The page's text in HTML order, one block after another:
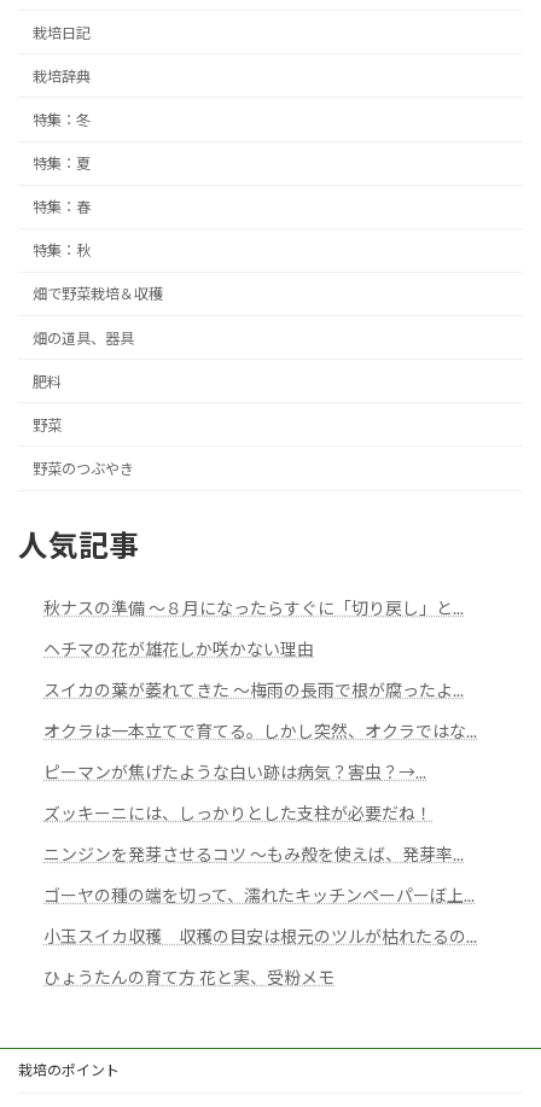
栽培日記
栽培辞典
特集：冬
特集：夏
特集：春
特集：秋
畑で野菜栽培＆収穫
畑の道具、器具
肥料
野菜
野菜のつぶやき
人気記事
秋ナスの準備 ～８月になったらすぐに「切り戻し」と...
ヘチマの花が雄花しか咲かない理由
スイカの葉が萎れてきた 〜梅雨の長雨で根が腐ったよ...
オクラは一本立てで育てる。しかし突然、オクラではな...
ピーマンが焦げたような白い跡は病気？害虫？→...
ズッキーニには、しっかりとした支柱が必要だね！
ニンジンを発芽させるコツ ～もみ殻を使えば、発芽率...
ゴーヤの種の端を切って、濡れたキッチンペーパーぼ上...
小玉スイカ収穫 収穫の目安は根元のツルが枯れたるの...
ひょうたんの育て方 花と実、受粉メモ
栽培のポイント